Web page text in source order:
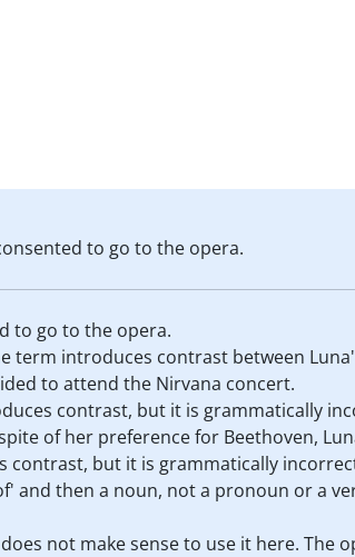
to go to the opera.
to go to the opera.
term introduces contrast between
to attend the Nirvana concert.
contrast, but it is grammatically
of her preference for Beethoven,
contrast, but it is grammatically
and then a noun, not a pronoun or a
not make sense to use it here. The